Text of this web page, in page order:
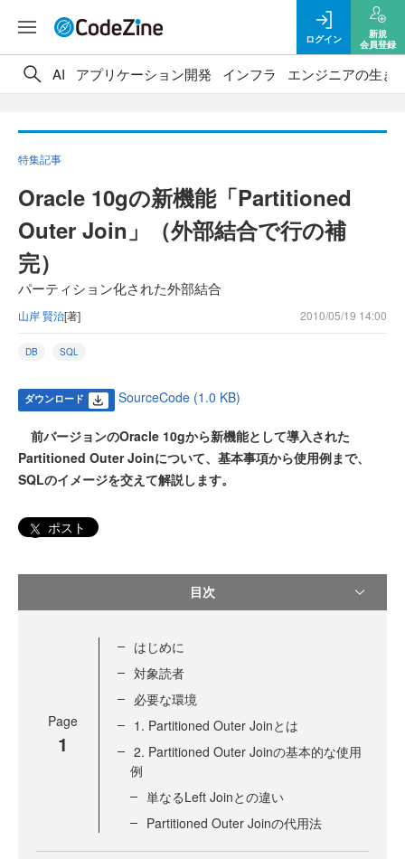
ログイン
新規
会員登録
AI アプリケーション開発 インフラ エンジニアの生き
特集記事
Oracle 10gの新機能「Partitioned
Outer Join」（外部結合で行の補
完）
パーティション化された外部結合
山岸 賢治[著] 2010/05/19 14:00
DB SQL
ダウンロード SourceCode (1.0 KB)
前バージョンのOracle 10gから新機能として導入された
Partitioned Outer Joinについて、基本事項から使用例まで、
SQLのイメージを交えて解説します。
ポスト
目次
Page
1
はじめに
対象読者
必要な環境
1. Partitioned Outer Joinとは
2. Partitioned Outer Joinの基本的な使用
例
単なるLeft Joinとの違い
Partitioned Outer Joinの代用法